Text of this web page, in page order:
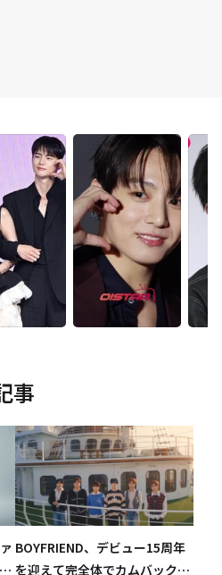
事
BOYFRIEND、デビュー15周年
を迎えて完全体でカムバック！